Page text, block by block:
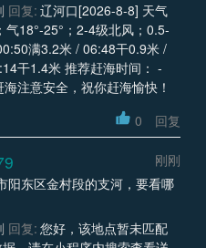
回复: 辽河口[2026-8-8] 天气
气18°-25°；2-4级北风；0.5-
满3.2米 / 06:48干0.9米 /
干1.4米 推荐赶海时间： -
注意安全，祝你赶海愉快！
0 回复
刚刚
阳东区金村段的支河，要看哪
回复: 您好，该地点暂未匹配